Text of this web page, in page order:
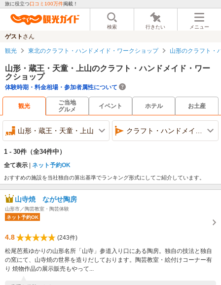
旅に役立つ口コミ100万件掲載！
検索 行きたい メニュー
ゲスト さん
観光 東北のクラフト・ハンドメイド・ワークショップ 山形のクラフト・
山形・蔵王・天童・上山のクラフト・ハンドメイド・ワー
クショップ
体験時期・料金相場・参加者属性について
観光
ご当地
グルメ
イベント ホテル お土産
山形・蔵王・天童・上山 クラフト・ハンドメイド・ワークショップ
1 - 30件 （全34件中）
全て表示 ネット予約OK
おすすめの施設を当社独自の算出基準でランキング形式にしてご紹介しています。
山寺焼 ながせ陶房
山形市／陶芸教室・陶芸体験
ネット予約OK
4.8
(243件)
松尾芭蕉ゆかりの山形名所「山寺」参道入り口にある陶房。独自の技法と独自
の窯にて、山寺焼の世界を造りだしております。陶芸教室・絵付けコーナー有
り 焼物作品の展示販売もやって...